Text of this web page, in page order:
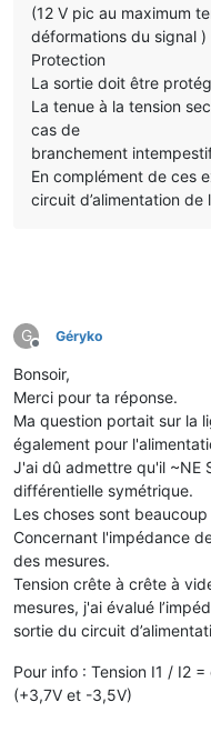
(12 V pic au maximum
déformations du signal )
Protection
La sortie doit être
La tenue à la tension
cas de
branchement
En complément de ces
circuit d’alimentation
G
Offline
Géryko
Bonsoir,
Merci pour ta réponse.
Ma question portait sur la
également pour
J'ai dû admettre qu'il ~NE
différentielle symétrique.
Les choses sont
Concernant l'impédance
des mesures.
Tension crête à crête à
mesures, j'ai évalué
sortie du circuit
Pour info : Tension I1 / I2
(+3,7V et -3,5V)